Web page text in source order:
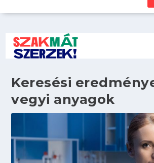
Keresési
vegyi anyagok